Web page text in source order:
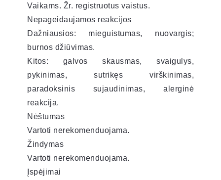
Vaikams. Žr. registruotus vaistus.
Nepageidaujamos reakcijos
Dažniausios: mieguistumas, nuovargis;
burnos džiūvimas.
Kitos: galvos skausmas, svaigulys,
pykinimas, sutrikęs virškinimas,
paradoksinis sujaudinimas, alerginė
reakcija.
Nėštumas
Vartoti nerekomenduojama.
Žindymas
Vartoti nerekomenduojama.
Įspėjimai